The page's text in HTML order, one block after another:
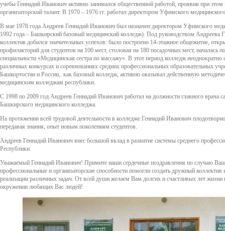
учебы Геннадий Иванович активно занимался общественной работой, проявив при этом
организаторский талант. В 1970 – 1976 гг. работал директором Уфимского
В мае 1978 года Андреев Геннадий Иванович был назначен директором Уфимского
1992 года – Башкирский базовый медицинский колледж). Под руководством Андреева
коллектив добился значительных успехов: было построено 14-этажное общежитие,
профилакторий для студентов на 100 мест, столовая на 180 посадочных мест, началась
специальности «Медицинская сестра по массажу». В этот период колледж неоднократно
различных конкурсах и соревнованиях средних профессиональных образовательных
Башкортостан и России, как базовый колледж, активно оказывал действенную
медицинским колледжам республики.
С 1998 по 2009 год Андреев Геннадий Иванович работал на должности главного врача
Башкирского медицинского колледжа.
На протяжении всей трудовой деятельности в колледже Геннадий Иванович
передавая знания, опыт новым поколениям студентов.
Андреев Геннадий Иванович внес большой вклад в развитие системы среднего
Республики.
Уважаемый Геннадий Иванович! Примите наши сердечные поздравления по случаю
профессиональные и организаторские способности помогли создать дружный коллектив
реализации различных задач. От всей души желаем Вам долгих и счастливых лет
окружении любящих Вас людей!